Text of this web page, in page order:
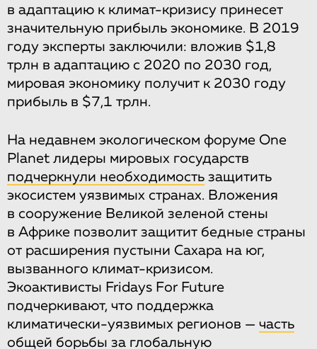
в адаптацию к климат-кризису принесет
значительную прибыль экономике. В 2019
году эксперты заключили: вложив $1,8
трлн в адаптацию с 2020 по 2030 год,
мировая экономику получит к 2030 году
прибыль в $7,1 трлн.
На недавнем экологическом форуме One
Planet лидеры мировых государств
подчеркнули необходимость защитить
экосистем уязвимых странах. Вложения
в сооружение Великой зеленой стены
в Африке позволит защитит бедные страны
от расширения пустыни Сахара на юг,
вызванного климат-кризисом.
Экоактивисты Fridays For Future
подчеркивают, что поддержка
климатически-уязвимых регионов — часть
общей борьбы за глобальную